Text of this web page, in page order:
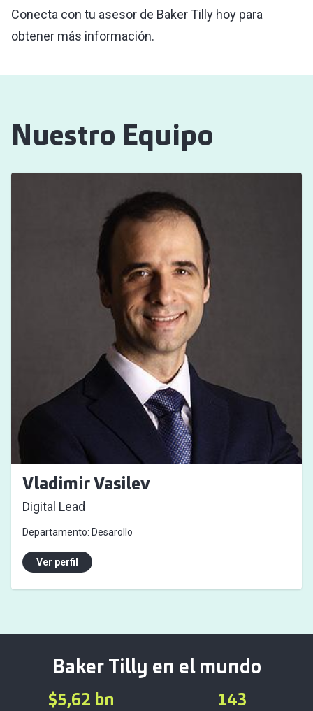
Conecta con tu asesor de Baker Tilly hoy para
obtener más información.
Nuestro Equipo
Vladimir Vasilev
Digital Lead
Departamento: Desarollo
Ver perfil
Baker Tilly en el mundo
$5,62 bn 143